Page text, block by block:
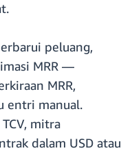
peluang,
MRR —
MRR,
entri manual.
mitra
dalam USD atau